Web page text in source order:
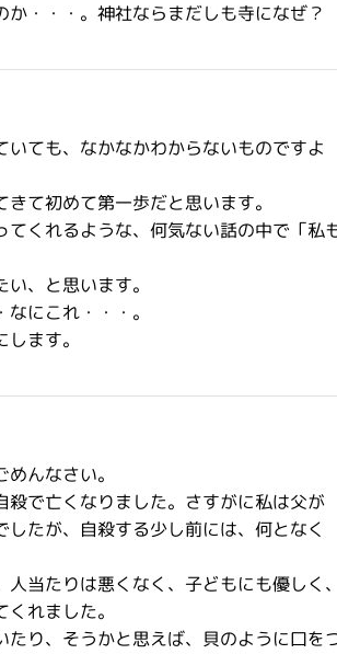
・・・。神社ならまだしも寺になぜ？
ても、なかなかわからないものですよ
て初めて第一歩だと思います。
くれるような、何気ない話の中で「私
、と思います。
にこれ・・・。
ます。
んなさい。
で亡くなりました。さすがに私は父が
したが、自殺する少し前には、何となく
当たりは悪くなく、子どもにも優しく、
れました。
り、そうかと思えば、貝のように口を